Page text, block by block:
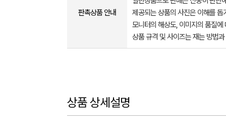
판촉상품 안내
제공되는 상품의 사진은 이해를
모니터의 해상도, 이미지의 품질
상품 규격 및 사이즈는 재는 방법
상품 상세설명